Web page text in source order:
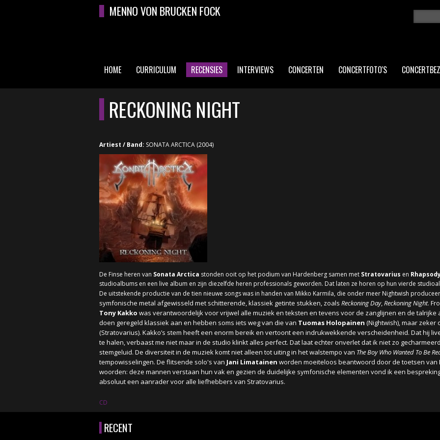
Overslaan en naar de algemene inhoud gaanMENNO VON BRUCKEN FOCK
HOOFDMENU
HOME CURRICULUM RECENSIES INTERVIEWS CONCERTEN CONCERTFOTO'S
RECKONING NIGHT
Artiest / Band: SONATA ARCTICA (2004)
De Finse heren van Sonata Arctica stonden ooit op het podium van Hardenberg samen met Stratovarius en
studioalbums en een live album en zijn diezelfde heren professionals geworden. Dat laten ze horen op hun vierde
De uitstekende productie van de tien nieuwe songs was in handen van Mikko Karmila, die onder meer Nightwish
symfonische metal afgewisseld met schitterende, klassiek getinte stukken, zoals Reckoning Day,Reckoning Night.
Tony Kakko was verantwoordelijk voor vrijwel alle muziek en teksten en tevens voor de zanglijnen en de
doen geregeld klassiek aan en hebben soms iets weg van die van Tuomas Holopainen (Nightwish), maar zeker
(Stratovarius). Kakko’s stem heeft een enorm bereik en vertoont een indrukwekkende verscheidenheid. Dat hij
te halen, verbaast me niet maar in de studio klinkt alles perfect. Dat laat echter onverlet dat ik niet zo
stemgeluid. De diversiteit in de muziek komt niet alleen tot uiting in het walstempo van The Boy Who Wanted To Be
tempowisselingen. De flitsende solo's van Jani Limatainen worden moeiteloos beantwoord door de toetsen van
woorden: deze mannen verstaan hun vak en gezien de duidelijke symfonische elementen vond ik een
absoluut een aanrader voor alle liefhebbers van Stratovarius.
CD
RECENT